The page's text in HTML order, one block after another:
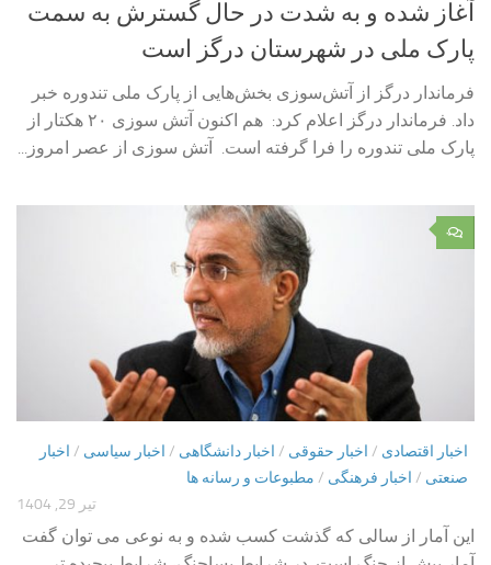
آغاز شده و به شدت در حال گسترش به سمت
پارک ملی در شهرستان درگز است
فرماندار درگز از آتش‌سوزی بخش‌هایی از پارک ملی تندوره خبر
داد. فرماندار درگز اعلام کرد: هم اکنون آتش سوزی ۲۰ هکتار از
پارک ملی تندوره را فرا گرفته است. آتش سوزی از عصر امروز...
۰
اخبار اقتصادی / اخبار حقوقی / اخبار دانشگاهی / اخبار سیاسی / اخبار
صنعتی / اخبار فرهنگی / مطبوعات و رسانه ها
تیر 29, 1404
این آمار از سالی که گذشت کسب شده و به نوعی می توان گفت